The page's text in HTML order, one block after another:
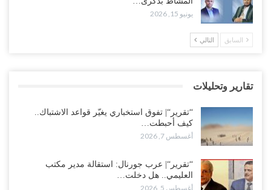
أغسطس 5, 2026
حضرموت على حافة الانفجار.. اشتباكات قبلية مع فصائل سعودية
وسط معركة سعودية لإسقاط آخر معاقل الزبيدي.. القبائل تستنفر و”درع
الوطن” تبدأ الانتشار..!
أغسطس 5, 2026
خلافات الرواتب تشعل مواجهة داخل معسكر التحالف… والإصلاح يصعّد
في جبهات مأرب وتعز والضالع..!
أغسطس 5, 2026
يونيو 15, 2026
السابق التالي
تقارير وتحليلات
“تقرير“| تفوق استخباري يغيّر قواعد الاشتباك..
كيف أحبطت…
أغسطس 7, 2026
“تقرير“| عرب جورنال: استقالة مدير مكتب
العليمي.. هل دخلت…
أغسطس 5, 2026